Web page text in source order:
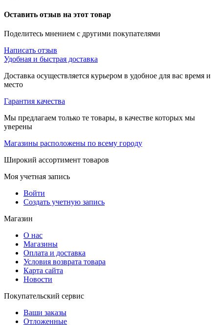
Оставить отзыв на этот товар
Поделитесь мнением с другими покупателями
Написать отзыв
Удобная и быстрая доставка
Доставка осуществляется курьером в удобное для вас время и
место
Гарантия качества
Мы предлагаем только те товары, в качестве которых мы
уверены
Магазины расположены по всему городу
Широкий ассортимент товаров
Моя учетная запись
Войти
Создать учетную запись
Магазин
О нас
Магазины
Оплата и доставка
Условия возврата товара
Карта сайта
Новости
Покупательский сервис
Ваши заказы
Отложенные